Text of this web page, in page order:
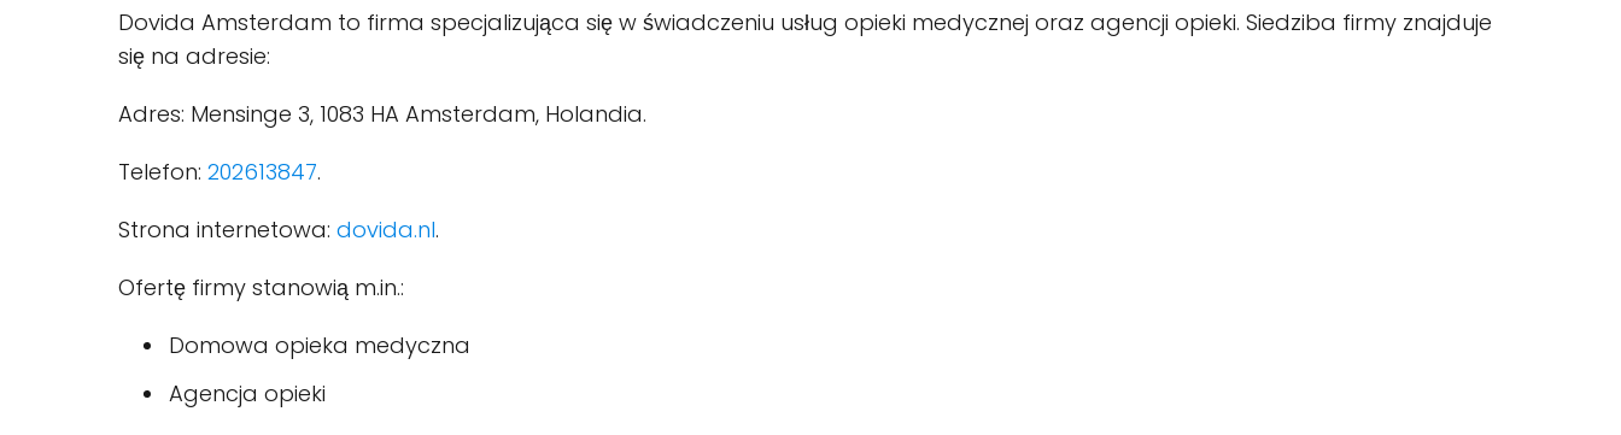
Dovida Amsterdam to firma specjalizująca się w świadczeniu usług opieki medycznej oraz agencji opieki. Siedziba firmy znajduje
się na adresie:
Adres: Mensinge 3, 1083 HA Amsterdam, Holandia.
Telefon: 202613847.
Strona internetowa: dovida.nl.
Ofertę firmy stanowią m.in.:
Domowa opieka medyczna
Agencja opieki